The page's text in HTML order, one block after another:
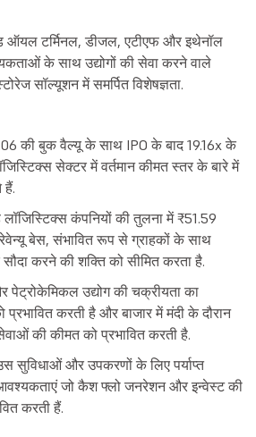
टर्मिनल, डीजल, एटीएफ और इथेनॉल
के साथ उद्योगों की सेवा करने वाले
सॉल्यूशन में समर्पित विशेषज्ञता.
की बुक वैल्यू के साथ IPO के बाद 19.16x के
सेक्टर में वर्तमान कीमत स्तर के बारे में
हैं.
कंपनियों की तुलना में ₹51.59
बेस, संभावित रूप से ग्राहकों के साथ
सौदा करने की शक्ति को सीमित करता है.
पेट्रोकेमिकल उद्योग की चक्रीयता का
प्रभावित करती है और बाजार में मंदी के दौरान
की कीमत को प्रभावित करती है.
सुविधाओं और उपकरणों के लिए पर्याप्त
जो कैश फ्लो जनरेशन और इन्वेस्ट की
करती हैं.